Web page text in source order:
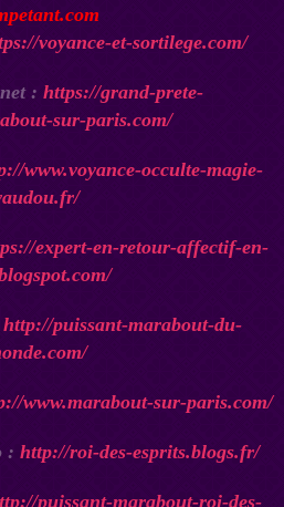
voyance-et-sortilege.com/
: https://grand-prete-
sur-paris.com/
www.voyance-occulte-magie-
expert-en-retour-affectif-en-
http://puissant-marabout-du-
www.marabout-sur-paris.com/
: http://roi-des-esprits.blogs.fr/
puissant-marabout-roi-des-